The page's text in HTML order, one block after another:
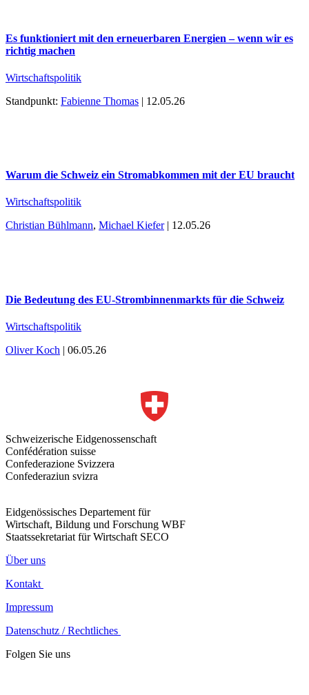
Es funktioniert mit den erneuerbaren Energien – wenn wir es
richtig machen
Wirtschaftspolitik
Standpunkt: Fabienne Thomas | 12.05.26
Warum die Schweiz ein Stromabkommen mit der EU braucht
Wirtschaftspolitik
Christian Bühlmann, Michael Kiefer| 12.05.26
Die Bedeutung des EU-Strombinnenmarkts für die Schweiz
Wirtschaftspolitik
Oliver Koch | 06.05.26
Schweizerische Eidgenossenschaft
Confédération suisse
Confederazione Svizzera
Confederaziun svizra
Eidgenössisches Departement für
Wirtschaft, Bildung und Forschung WBF
Staatssekretariat für Wirtschaft SECO
Über uns
Kontakt
Impressum
Datenschutz / Rechtliches
Folgen Sie uns